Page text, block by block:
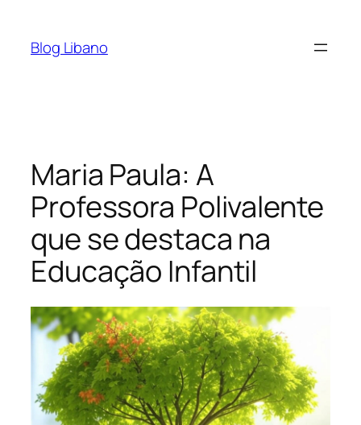
Blog Libano
Maria Paula: A
Professora Polivalente
que se destaca na
Educação Infantil